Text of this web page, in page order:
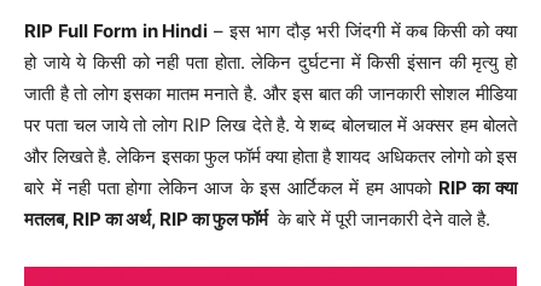
RIP Full Form in Hindi – इस भाग दौड़ भरी जिंदगी में कब किसी को क्या
हो जाये ये किसी को नही पता होता. लेकिन दुर्घटना में किसी इंसान की मृत्यु हो
जाती है तो लोग इसका मातम मनाते है. और इस बात की जानकारी सोशल मीडिया
पर पता चल जाये तो लोग RIP लिख देते है. ये शब्द बोलचाल में अक्सर हम बोलते
और लिखते है. लेकिन इसका फुल फॉर्म क्या होता है शायद अधिकतर लोगो को इस
बारे में नही पता होगा लेकिन आज के इस आर्टिकल में हम आपको RIP का क्या
मतलब, RIP का अर्थ, RIP का फुल फॉर्मके बारे में पूरी जानकारी देने वाले है.